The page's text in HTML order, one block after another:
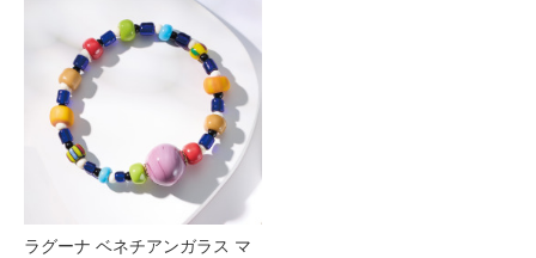
ラグーナ ベネチアンガラス マ